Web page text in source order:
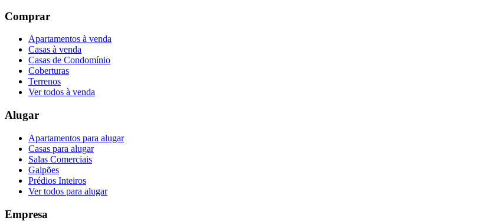
Comprar
Apartamentos à venda
Casas à venda
Casas de Condomínio
Coberturas
Terrenos
Ver todos à venda
Alugar
Apartamentos para alugar
Casas para alugar
Salas Comerciais
Galpões
Prédios Inteiros
Ver todos para alugar
Empresa